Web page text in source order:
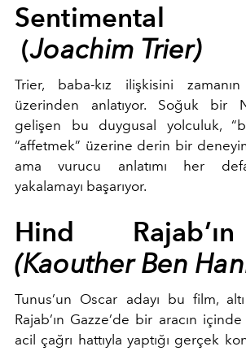
Sentimental
(Joachim Trier)
Trier, baba-kız ilişkisini
üzerinden anlatıyor. Soğuk bir
gelişen bu duygusal yolculuk,
“affetmek” üzerine derin bir
ama vurucu anlatımı her
yakalamayı başarıyor.
Hind
(Kaouther Ben
Tunus’un Oscar adayı bu film,
Rajab’ın Gazze’de bir aracın
acil çağrı hattıyla yaptığı gerçek